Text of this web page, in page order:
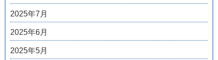
2025年7月
2025年6月
2025年5月